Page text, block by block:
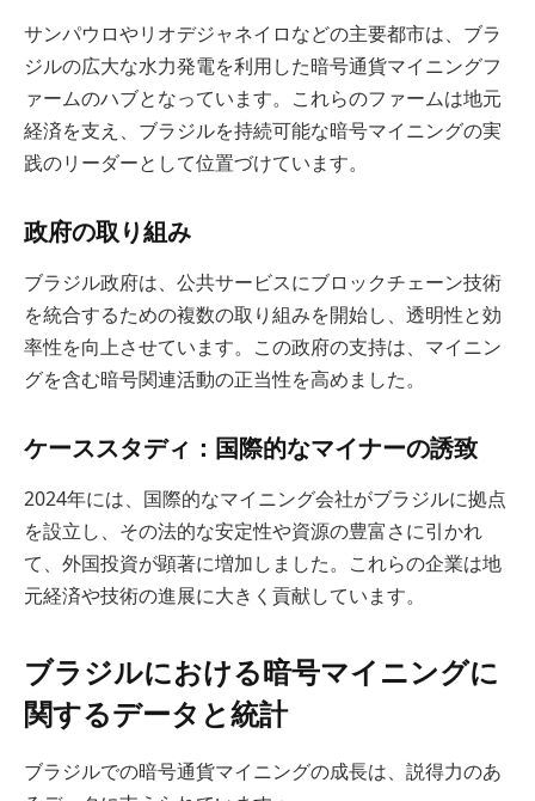
サンパウロやリオデジャネイロなどの主要都市は、ブラ
ジルの広大な水力発電を利用した暗号通貨マイニングフ
ァームのハブとなっています。これらのファームは地元
経済を支え、ブラジルを持続可能な暗号マイニングの実
践のリーダーとして位置づけています。
政府の取り組み
ブラジル政府は、公共サービスにブロックチェーン技術
を統合するための複数の取り組みを開始し、透明性と効
率性を向上させています。この政府の支持は、マイニン
グを含む暗号関連活動の正当性を高めました。
ケーススタディ：国際的なマイナーの誘致
2024年には、国際的なマイニング会社がブラジルに拠点
を設立し、その法的な安定性や資源の豊富さに引かれ
て、外国投資が顕著に増加しました。これらの企業は地
元経済や技術の進展に大きく貢献しています。
ブラジルにおける暗号マイニングに
関するデータと統計
ブラジルでの暗号通貨マイニングの成長は、説得力のあ